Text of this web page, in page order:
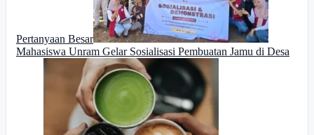
Pertanyaan Besar
Mahasiswa Unram Gelar Sosialisasi Pembuatan Jamu di Desa